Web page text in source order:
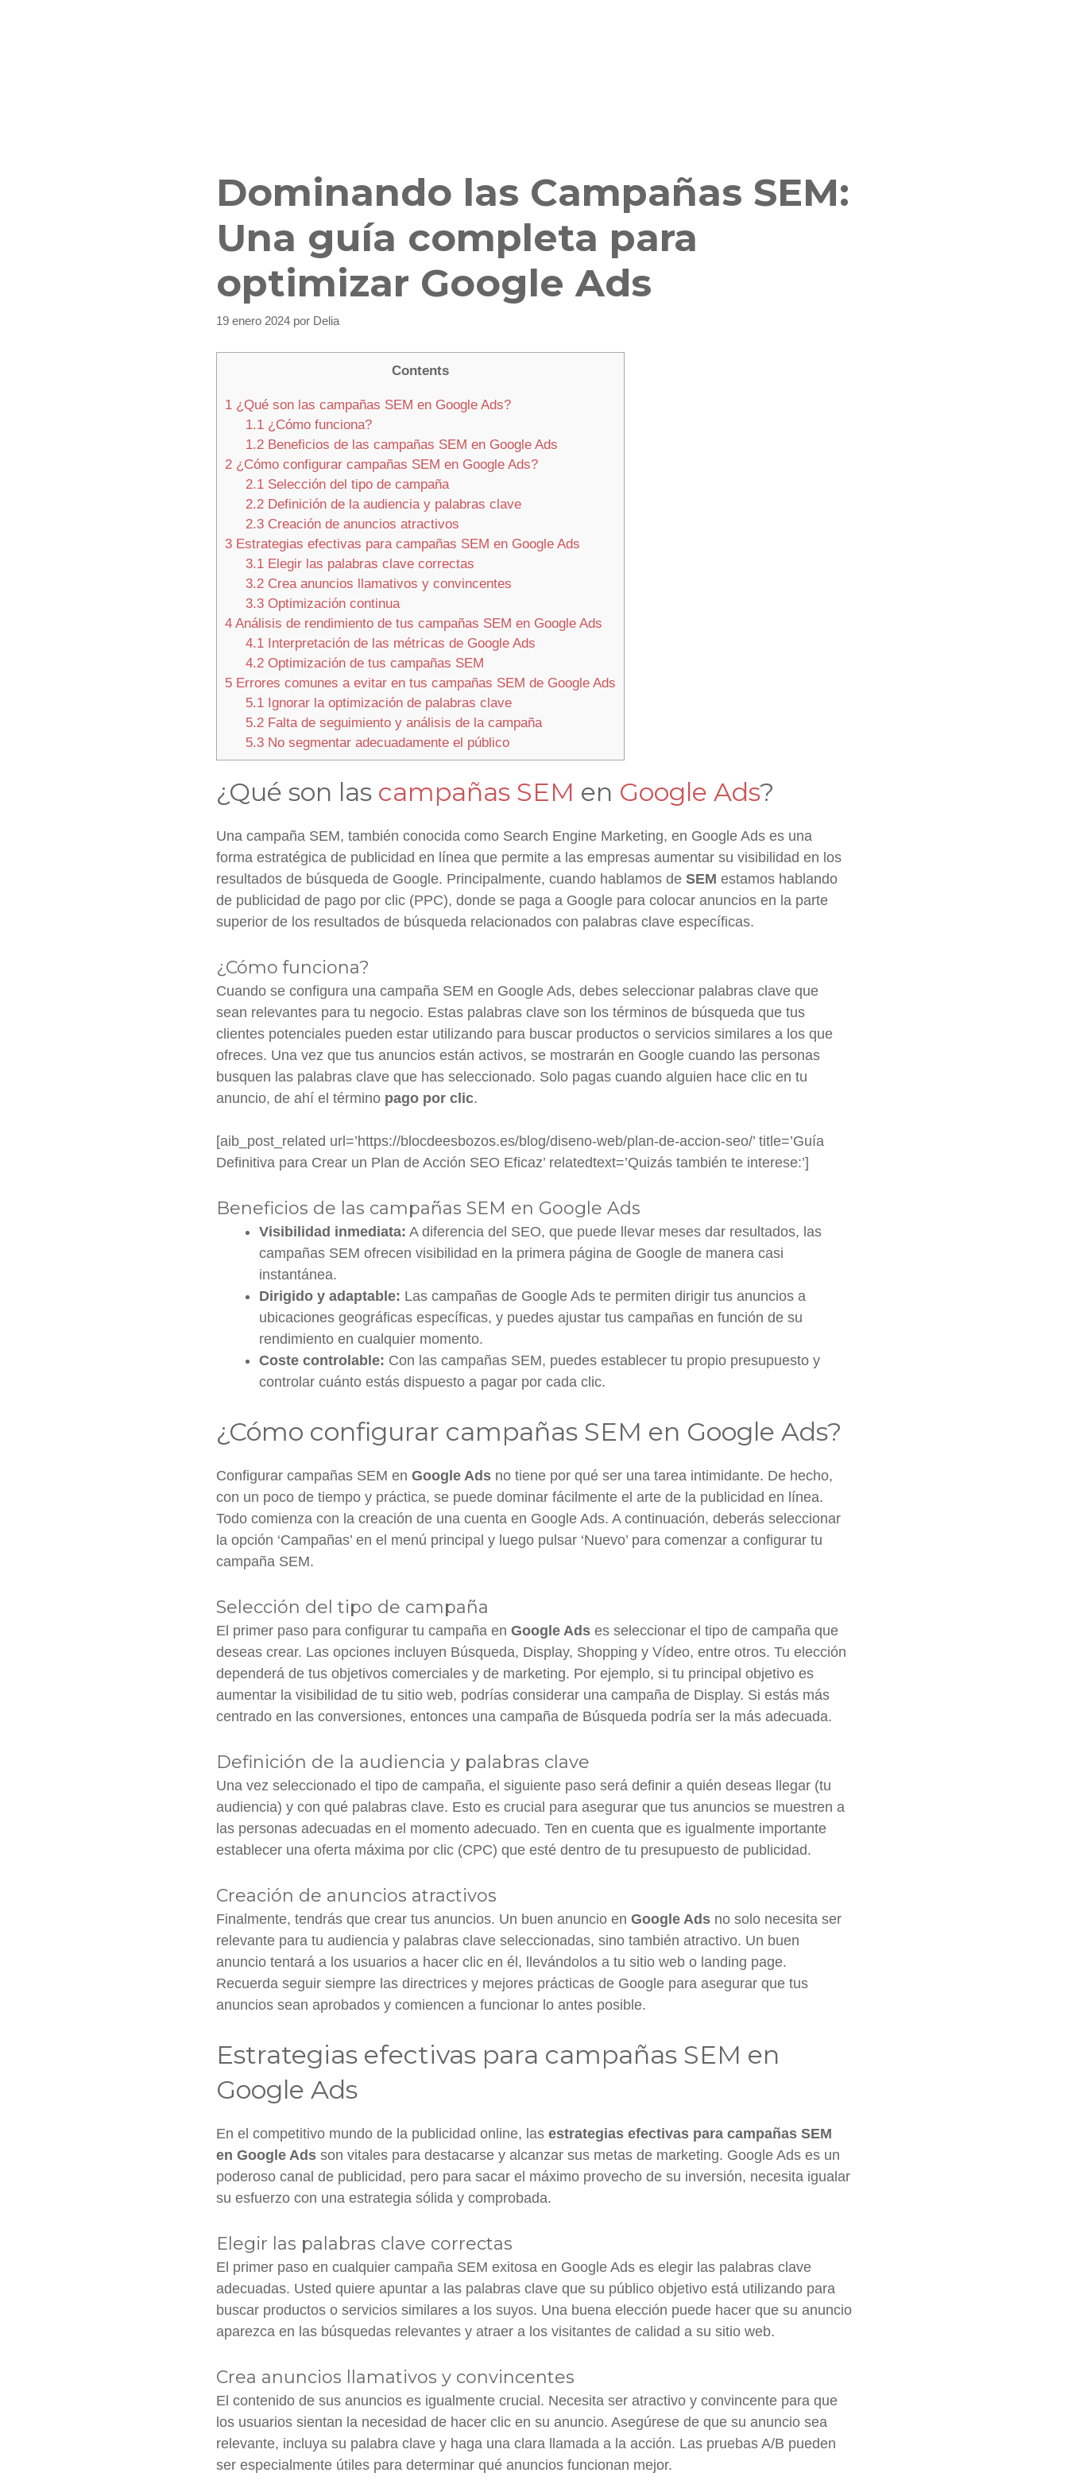
Dominando las Campañas SEM:
Una guía completa para
optimizar Google Ads
19 enero 2024 por Delia
Contents
1 ¿Qué son las campañas SEM en Google Ads?
1.1¿Cómo funciona?
1.2Beneficios de las campañas SEM en Google Ads
2 ¿Cómo configurar campañas SEM en Google Ads?
2.1Selección del tipo de campaña
2.2Definición de la audiencia y palabras clave
2.3Creación de anuncios atractivos
3 Estrategias efectivas para campañas SEM en Google Ads
3.1Elegir las palabras clave correctas
3.2Crea anuncios llamativos y convincentes
3.3Optimización continua
4 Análisis de rendimiento de tus campañas SEM en Google Ads
4.1Interpretación de las métricas de Google Ads
4.2Optimización de tus campañas SEM
5 Errores comunes a evitar en tus campañas SEM de Google Ads
5.1Ignorar la optimización de palabras clave
5.2Falta de seguimiento y análisis de la campaña
5.3No segmentar adecuadamente el público
¿Qué son las campañas SEM en Google Ads?
Una campaña SEM, también conocida como Search Engine Marketing, en Google Ads es una
forma estratégica de publicidad en línea que permite a las empresas aumentar su visibilidad en los
resultados de búsqueda de Google. Principalmente, cuando hablamos de SEM estamos hablando
de publicidad de pago por clic (PPC), donde se paga a Google para colocar anuncios en la parte
superior de los resultados de búsqueda relacionados con palabras clave específicas.
¿Cómo funciona?
Cuando se configura una campaña SEM en Google Ads, debes seleccionar palabras clave que
sean relevantes para tu negocio. Estas palabras clave son los términos de búsqueda que tus
clientes potenciales pueden estar utilizando para buscar productos o servicios similares a los que
ofreces. Una vez que tus anuncios están activos, se mostrarán en Google cuando las personas
busquen las palabras clave que has seleccionado. Solo pagas cuando alguien hace clic en tu
anuncio, de ahí el término pago por clic.
[aib_post_related url=’https://blocdeesbozos.es/blog/diseno-web/plan-de-accion-seo/’ title=’Guía
Definitiva para Crear un Plan de Acción SEO Eficaz’ relatedtext=’Quizás también te interese:’]
Beneficios de las campañas SEM en Google Ads
Visibilidad inmediata: A diferencia del SEO, que puede llevar meses dar resultados, las
campañas SEM ofrecen visibilidad en la primera página de Google de manera casi
instantánea.
Dirigido y adaptable: Las campañas de Google Ads te permiten dirigir tus anuncios a
ubicaciones geográficas específicas, y puedes ajustar tus campañas en función de su
rendimiento en cualquier momento.
Coste controlable: Con las campañas SEM, puedes establecer tu propio presupuesto y
controlar cuánto estás dispuesto a pagar por cada clic.
¿Cómo configurar campañas SEM en Google Ads?
Configurar campañas SEM en Google Ads no tiene por qué ser una tarea intimidante. De hecho,
con un poco de tiempo y práctica, se puede dominar fácilmente el arte de la publicidad en línea.
Todo comienza con la creación de una cuenta en Google Ads. A continuación, deberás seleccionar
la opción ‘Campañas’ en el menú principal y luego pulsar ‘Nuevo’ para comenzar a configurar tu
campaña SEM.
Selección del tipo de campaña
El primer paso para configurar tu campaña en Google Ads es seleccionar el tipo de campaña que
deseas crear. Las opciones incluyen Búsqueda, Display, Shopping y Vídeo, entre otros. Tu elección
dependerá de tus objetivos comerciales y de marketing. Por ejemplo, si tu principal objetivo es
aumentar la visibilidad de tu sitio web, podrías considerar una campaña de Display. Si estás más
centrado en las conversiones, entonces una campaña de Búsqueda podría ser la más adecuada.
Definición de la audiencia y palabras clave
Una vez seleccionado el tipo de campaña, el siguiente paso será definir a quién deseas llegar (tu
audiencia) y con qué palabras clave. Esto es crucial para asegurar que tus anuncios se muestren a
las personas adecuadas en el momento adecuado. Ten en cuenta que es igualmente importante
establecer una oferta máxima por clic (CPC) que esté dentro de tu presupuesto de publicidad.
Creación de anuncios atractivos
Finalmente, tendrás que crear tus anuncios. Un buen anuncio en Google Ads no solo necesita ser
relevante para tu audiencia y palabras clave seleccionadas, sino también atractivo. Un buen
anuncio tentará a los usuarios a hacer clic en él, llevándolos a tu sitio web o landing page.
Recuerda seguir siempre las directrices y mejores prácticas de Google para asegurar que tus
anuncios sean aprobados y comiencen a funcionar lo antes posible.
Estrategias efectivas para campañas SEM en
Google Ads
En el competitivo mundo de la publicidad online, las estrategias efectivas para campañas SEM
en Google Ads son vitales para destacarse y alcanzar sus metas de marketing. Google Ads es un
poderoso canal de publicidad, pero para sacar el máximo provecho de su inversión, necesita igualar
su esfuerzo con una estrategia sólida y comprobada.
Elegir las palabras clave correctas
El primer paso en cualquier campaña SEM exitosa en Google Ads es elegir las palabras clave
adecuadas. Usted quiere apuntar a las palabras clave que su público objetivo está utilizando para
buscar productos o servicios similares a los suyos. Una buena elección puede hacer que su anuncio
aparezca en las búsquedas relevantes y atraer a los visitantes de calidad a su sitio web.
Crea anuncios llamativos y convincentes
El contenido de sus anuncios es igualmente crucial. Necesita ser atractivo y convincente para que
los usuarios sientan la necesidad de hacer clic en su anuncio. Asegúrese de que su anuncio sea
relevante, incluya su palabra clave y haga una clara llamada a la acción. Las pruebas A/B pueden
ser especialmente útiles para determinar qué anuncios funcionan mejor.